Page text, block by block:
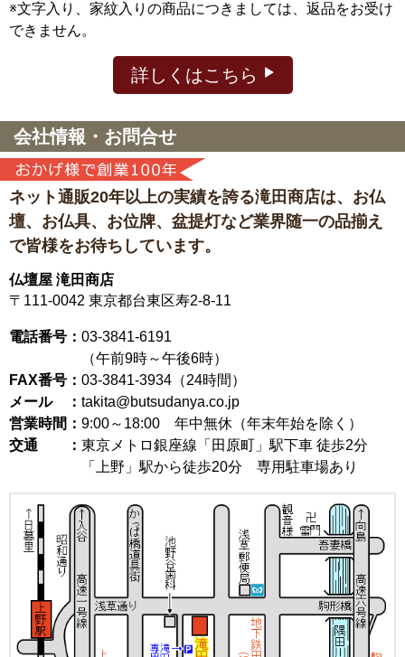
※文字入り、家紋入りの商品につきましては、返品をお受け
できません。
詳しくはこちら
会社情報・お問合せ
ネット通販20年以上の実績を誇る滝田商店は、 お仏
壇、お仏具、お位牌、盆提灯など業界随一の品揃え
で皆様をお待ちしています。
仏壇屋 滝田商店
〒111-0042 東京都台東区寿2-8-11
電話番号： 03-3841-6191
（午前9時～午後6時）
FAX番号： 03-3841-3934（24時間）
メール ： takita@butsudanya.co.jp
営業時間： 9:00～18:00 年中無休（年末年始を除く）
交通 ： 東京メトロ銀座線「田原町」駅下車 徒歩2分
「上野」駅から徒歩20分 専用駐車場あり